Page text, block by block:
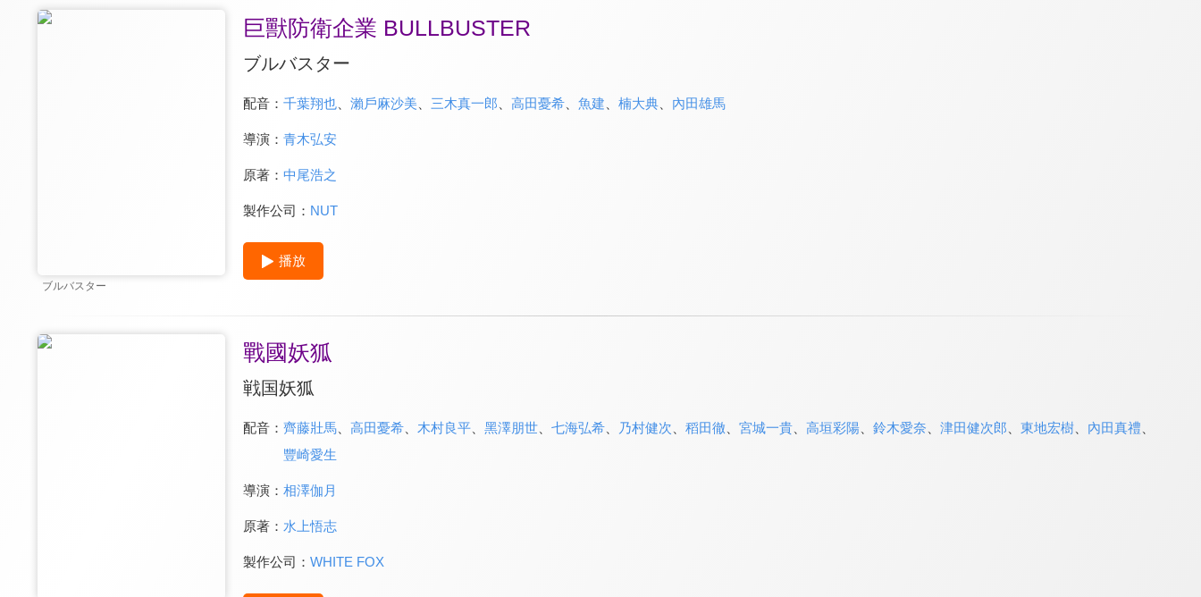
ブルバスター
巨獸防衛企業 BULLBUSTER
ブルバスター
配音： 千葉翔也、 瀨戶麻沙美 三木真一郎 高田憂希、 魚建 楠大典、 內田雄馬
導演： 青木弘安
原著： 中尾浩之
製作公司： NUT
播放
戰國妖狐
戦国妖狐
配音： 齊藤壯馬、 高田憂希、 木村良平、 黑澤朋世、 七海弘希、 乃村健次 稻田徹 宮城一貴、 高垣彩陽、 鈴木愛奈 津田健次郎 東地宏樹、 內田真禮
豐崎愛生
導演： 相澤伽月
原著： 水上悟志
製作公司： WHITE FOX